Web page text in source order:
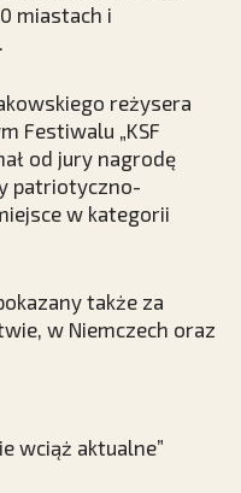
miastach i
reżysera
Festiwalu „KSF
od jury nagrodę
patriotyczno-
w kategorii
także za
w Niemczech oraz
wciąż aktualne”